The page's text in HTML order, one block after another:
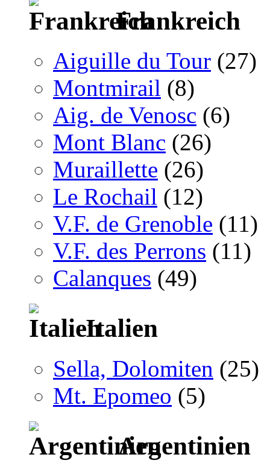
Frankreich
Aiguille du Tour (27)
Montmirail (8)
Aig. de Venosc (6)
Mont Blanc (26)
Muraillette (26)
Le Rochail (12)
V.F. de Grenoble (11)
V.F. des Perrons (11)
Calanques (49)
Italien
Sella, Dolomiten (25)
Mt. Epomeo (5)
Argentinien